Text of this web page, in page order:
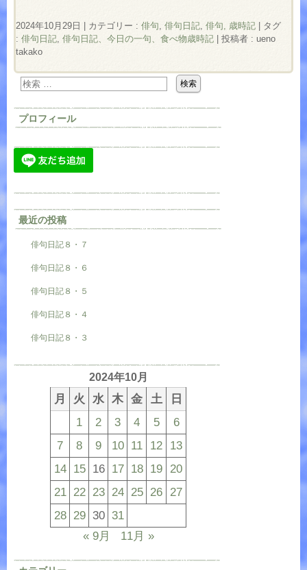
2024年10月29日 | カテゴリー : 俳句 俳句日記 俳句, 歳時記 | タグ
: 俳句日記 俳句日記、今日の一句、食べ物歳時記 | 投稿者 : ueno
takako
プロフィール
最近の投稿
俳句日記８・７
俳句日記８・６
俳句日記８・５
俳句日記８・４
俳句日記８・３
2024年10月
月 火 水 木 金 土
日
1
2 3 4 5
6
7
8 9 10 11 12 13
14 15 16 17 18 19 20
21 22 23 24 25 26 27
28 29 30 31
« 9月
11月 »